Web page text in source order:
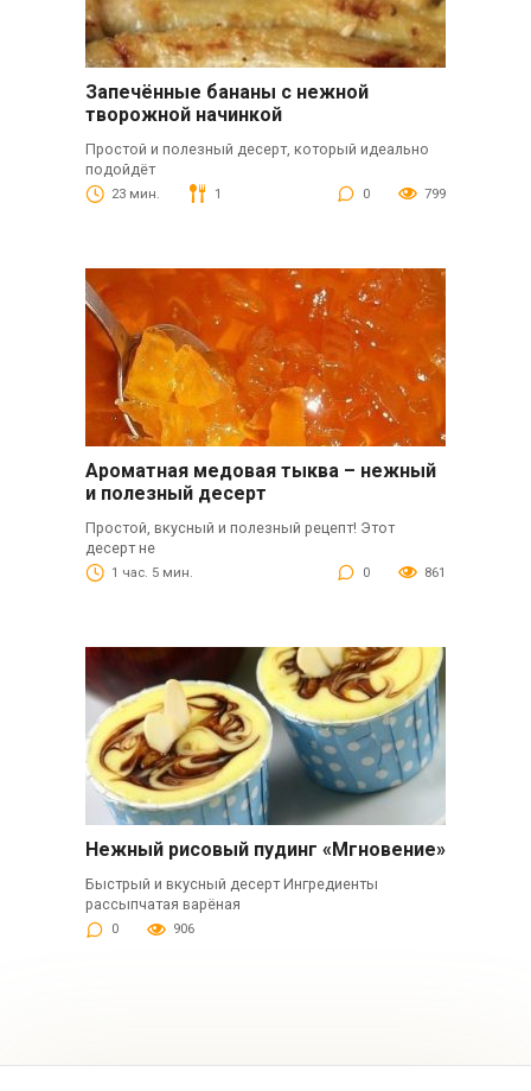
Запечённые бананы с нежной
творожной начинкой
Простой и полезный десерт, который идеально
подойдёт
23 мин. 1 0 799
Ароматная медовая тыква – нежный
и полезный десерт
Простой, вкусный и полезный рецепт! Этот
десерт не
1 час. 5 мин. 0 861
Нежный рисовый пудинг «Мгновение»
Быстрый и вкусный десерт Ингредиенты
рассыпчатая варёная
0 906